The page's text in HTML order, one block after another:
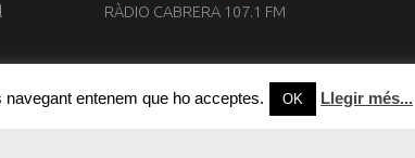
RÀDIO CABRERA 107.1 FM
Facebook
TwitterYouTube
Vimeo
entenem que ho acceptes. OK Llegir més...